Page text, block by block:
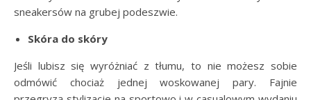
sneakersów na grubej podeszwie.
Skóra do skóry
Jeśli lubisz się wyróżniać z tłumu, to nie możesz sobie
odmówić chociaż jednej woskowanej pary. Fajnie